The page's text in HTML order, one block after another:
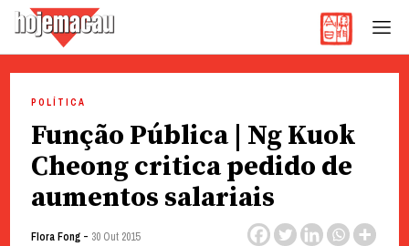
content
POLÍTICA
Função Pública | Ng Kuok
Cheong critica pedido de
aumentos salariais
Flora Fong- 30 Out 2015